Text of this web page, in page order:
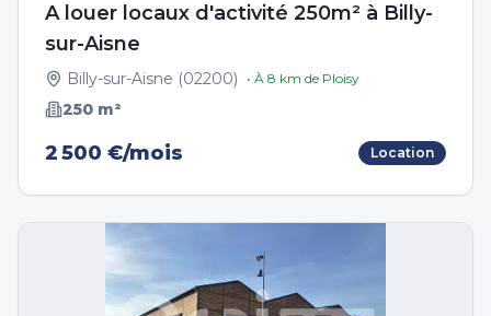
A louer locaux d'activité 250m² à Billy-
sur-Aisne
Billy-sur-Aisne (02200) • À 8 km de Ploisy
250 m²
2 500 €/mois Location